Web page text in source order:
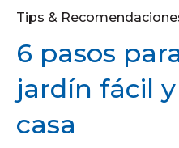
Tips &
6 pasos
jardín fácil
casa